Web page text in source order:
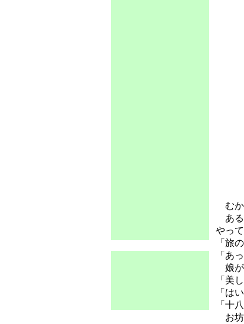
むか
ある
やっ
「旅
「あ
娘が
「美
「は
「十
お坊